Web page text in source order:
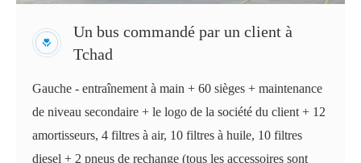
Un bus commandé par un client à
Tchad
Gauche - entraînement à main + 60 sièges + maintenance
de niveau secondaire + le logo de la société du client + 12
amortisseurs, 4 filtres à air, 10 filtres à huile, 10 filtres
diesel + 2 pneus de rechange (tous les accessoires sont